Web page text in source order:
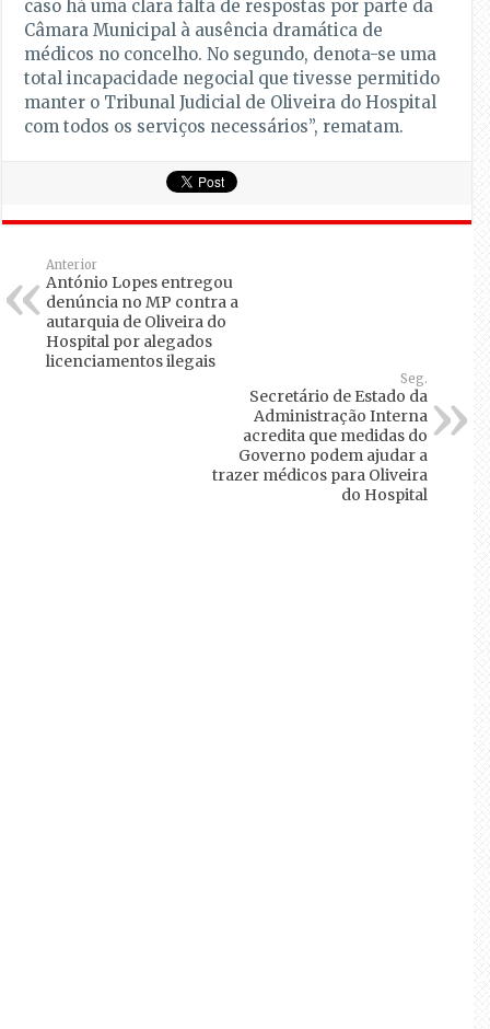
caso há uma clara falta de respostas por parte da
Câmara Municipal à ausência dramática de
médicos no concelho. No segundo, denota-se uma
total incapacidade negocial que tivesse permitido
manter o Tribunal Judicial de Oliveira do Hospital
com todos os serviços necessários”, rematam.
Anterior
António Lopes entregou
denúncia no MP contra a
autarquia de Oliveira do
Hospital por alegados
licenciamentos ilegais
Seg.
Secretário de Estado da
Administração Interna
acredita que medidas do
Governo podem ajudar a
trazer médicos para Oliveira
do Hospital